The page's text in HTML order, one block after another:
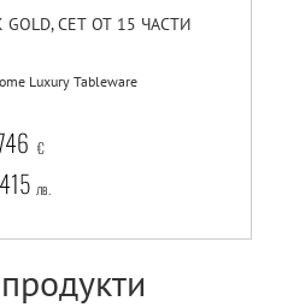
СЕТ ОТ 15 ЧАСТИ
Luxury Tableware
€
лв.